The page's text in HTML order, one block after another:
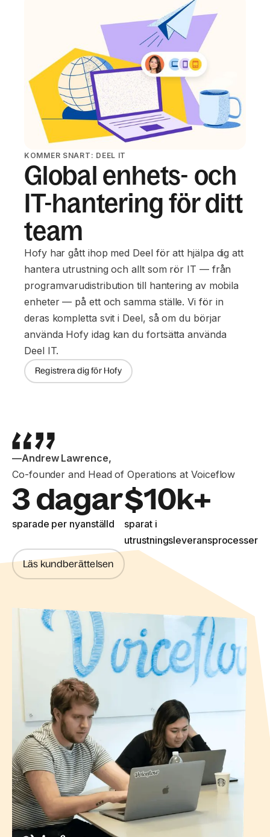
KOMMER SNART: DEEL IT
Global enhets- och
IT-hantering för ditt
team
Hofy har gått ihop med Deel för att hjälpa dig att
hantera utrustning och allt som rör IT — från
programvarudistribution till hantering av mobila
enheter — på ett och samma ställe. Vi för in
deras kompletta svit i Deel, så om du börjar
använda Hofy idag kan du fortsätta använda
Deel IT.
Registrera dig för Hofy
—Andrew Lawrence,
Co-founder and Head of Operations at Voiceflow
3 dagar
sparade per nyanställd
$10k+
sparat i
utrustningsleveransprocesser
Läs kundberättelsen